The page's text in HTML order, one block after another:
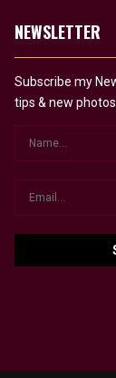
NEWSLETTER
Subscribe my
tips & new